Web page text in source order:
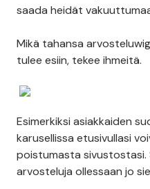
saada heidät
Mikä tahansa
tulee esiin, tekee ihmeitä.
Esimerkiksi asiakkaiden
karusellissa etusivullasi
poistumasta sivustostasi.
arvosteluja ollessaan jo